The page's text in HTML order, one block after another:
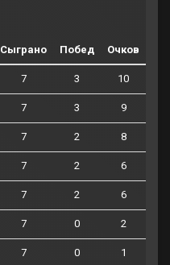
Сыграно Побед Очков
7 3 10
7 3 9
7 2 8
7 2 6
7 2 6
7 0 2
7 0 1